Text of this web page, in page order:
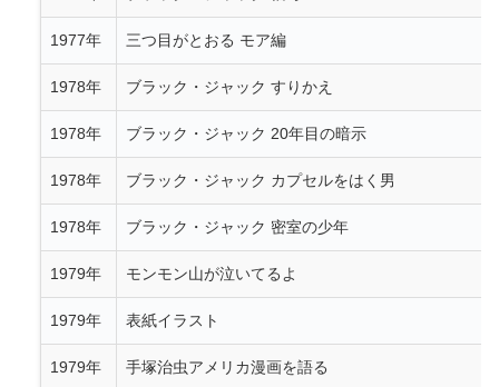
1977年 三つ目がとおる モア編
1978年 ブラック・ジャック すりかえ
1978年 ブラック・ジャック 20年目の暗示
1978年 ブラック・ジャック カプセルをはく男
1978年 ブラック・ジャック 密室の少年
1979年 モンモン山が泣いてるよ
1979年 表紙イラスト
1979年 手塚治虫アメリカ漫画を語る